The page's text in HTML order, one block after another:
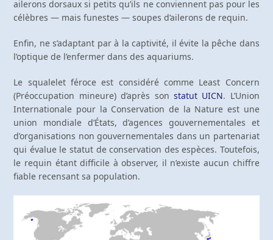
ailerons dorsaux si petits qu’ils ne conviennent pas pour les
célèbres — mais funestes — soupes d’ailerons de requin.
Enfin, ne s’adaptant par à la captivité, il évite la pêche dans
l’optique de l’enfermer dans des aquariums.
Le squalelet féroce est considéré comme Least Concern
(Préoccupation mineure) d’après son statut UICN. L’Union
Internationale pour la Conservation de la Nature est une
union mondiale d’États, d’agences gouvernementales et
d’organisations non gouvernementales dans un partenariat
qui évalue le statut de conservation des espèces. Toutefois,
le requin étant difficile à observer, il n’existe aucun chiffre
fiable recensant sa population.